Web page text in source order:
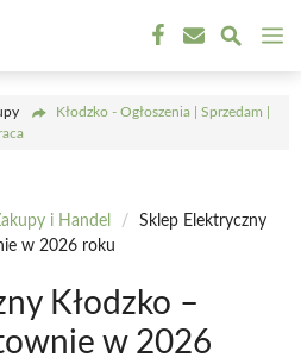
Kłodzko - Ogłoszenia | Sprzedam |
i Handel /
Sklep Elektryczny
w 2026 roku
Kłodzko –
w 2026